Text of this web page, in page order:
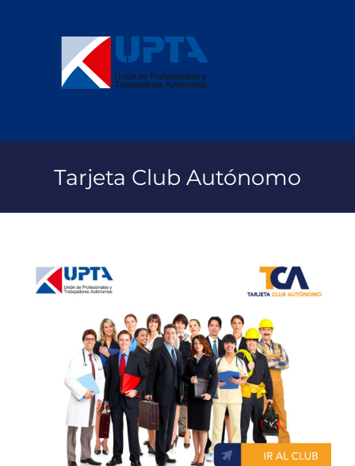
Tarjeta Club Autónomo